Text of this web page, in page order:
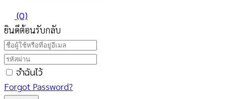
(0)
ยินดีต้อนรับกลับ
จำฉันไว้
Forgot Password?